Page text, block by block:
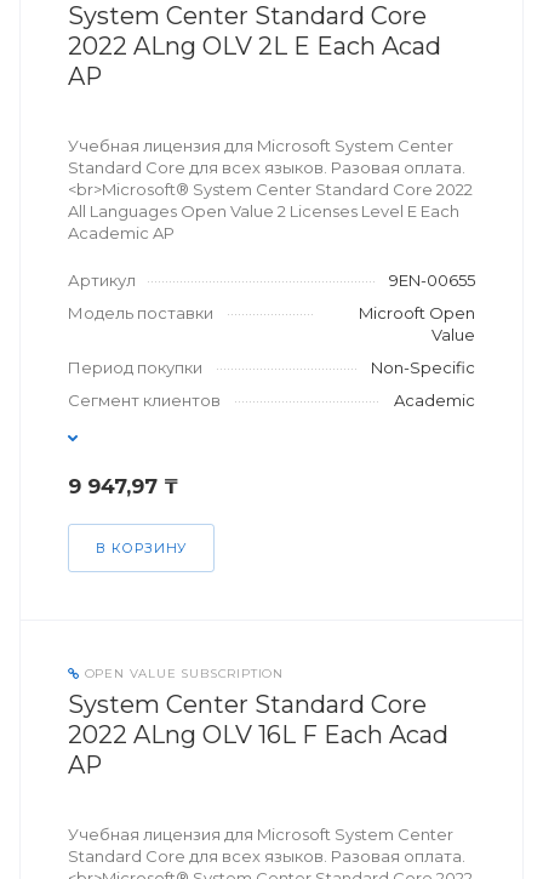
System Center Standard Core
2022 ALng OLV 2L E Each Acad
AP
Учебная лицензия для Microsoft System Center
Standard Core для всех языков. Разовая оплата.
<br>Microsoft® System Center Standard Core 2022
All Languages Open Value 2 Licenses Level E Each
Academic AP
Артикул
9EN-00655
Модель поставки
Microoft Open
Value
Период покупки
Non-Specific
Сегмент клиентов
Academic
9 947,97 ₸
В КОРЗИНУ
OPEN VALUE SUBSCRIPTION
System Center Standard Core
2022 ALng OLV 16L F Each Acad
AP
Учебная лицензия для Microsoft System Center
Standard Core для всех языков. Разовая оплата.